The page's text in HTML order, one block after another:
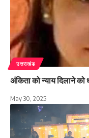
उत्तराखंड
अंकिता को न्याय दिलाने को
May 30, 2025